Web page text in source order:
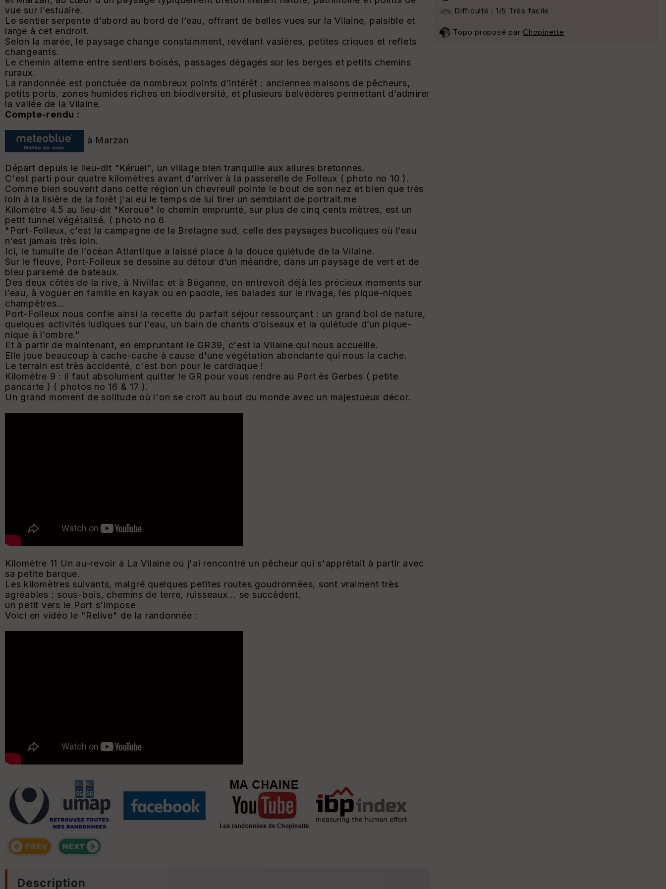
vue sur l’estuaire.
Le sentier serpente d’abord au bord de l’eau, offrant de belles vues sur la Vilaine, paisible et
large à cet endroit.
Selon la marée, le paysage change constamment, révélant vasières, petites criques et reflets
changeants.
Le chemin alterne entre sentiers boisés, passages dégagés sur les berges et petits chemins
ruraux.
La randonnée est ponctuée de nombreux points d’intérêt : anciennes maisons de pêcheurs,
petits ports, zones humides riches en biodiversité, et plusieurs belvédères permettant d’admirer
la vallée de la Vilaine.
Compte-rendu :
à Marzan
Départ depuis le lieu-dit "Kéruel", un village bien tranquille aux allures bretonnes.
C'est parti pour quatre kilomètres avant d'arriver à la passerelle de Folleux ( photo no 10 ).
Comme bien souvent dans cette région un chevreuil pointe le bout de son nez et bien que très
loin à la lisière de la forêt j'ai eu le temps de lui tirer un semblant de portrait.me
Kilomètre 4.5 au lieu-dit "Keroué" le chemin emprunté, sur plus de cinq cents mètres, est un
petit tunnel végétalisé. ( photo no 6
" Port-Folleux, c’est la campagne de la Bretagne sud, celle des paysages bucoliques où l’eau
n’est jamais très loin.
Ici, le tumulte de l’océan Atlantique a laissé place à la douce quiétude de la Vilaine.
Sur le fleuve, Port-Folleux se dessine au détour d’un méandre, dans un paysage de vert et de
bleu parsemé de bateaux.
Des deux côtés de la rive, à Nivillac et à Béganne, on entrevoit déjà les précieux moments sur
l’eau, à voguer en famille en kayak ou en paddle, les balades sur le rivage, les pique-niques
champêtres…
Port-Folleux nous confie ainsi la recette du parfait séjour ressourçant : un grand bol de nature,
quelques activités ludiques sur l’eau, un bain de chants d’oiseaux et la quiétude d’un pique-
nique à l’ombre."
Et à partir de maintenant, en empruntant le GR39, c'est la Vilaine qui nous accueille.
Elle joue beaucoup à cache-cache à cause d'une végétation abondante qui nous la cache.
Le terrain est très accidenté, c'est bon pour le cardiaque !
Kilomètre 9 : il faut absolument quitter le GR pour vous rendre au Port ès Gerbes ( petite
pancarte ) ( photos no 16 & 17 ).
Un grand moment de solitude où l'on se croit au bout du monde avec un majestueux décor.
Kilomètre 11 Un au-revoir à La Vilaine où j'ai rencontré un pêcheur qui s'apprêtait à partir avec
sa petite barque.
Les kilomètres suivants, malgré quelques petites routes goudronnées, sont vraiment très
agréables : sous-bois, chemins de terre, ruisseaux... se succèdent.
un petit vers le Port s'impose
Voici en vidéo le "Relive" de la randonnée :
Description
Difficulté : 1/5 Très facile
Topo proposé par Chopinette